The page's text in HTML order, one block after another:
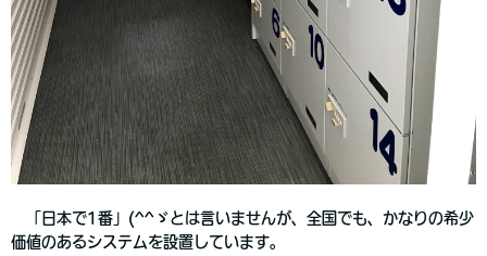
「日本で1番」(^^ゞとは言いませんが、全国でも、かなりの希少
価値のあるシステムを設置しています。